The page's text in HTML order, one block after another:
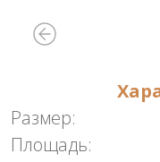
Размер:
Площадь: